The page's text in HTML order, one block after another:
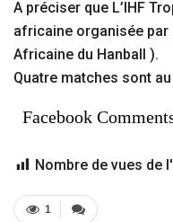
A préciser que L’IHF
africaine organisée par
Africaine du Hanball ).
Quatre matches sont
Facebook
Nombre de vues de
1